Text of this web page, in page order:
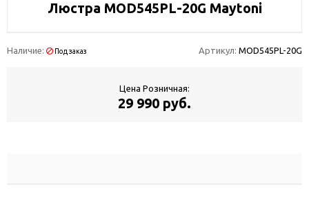
Люстра MOD545PL-20G Maytoni
Наличие: Под заказ Артикул: MOD545PL-20G
Цена Розничная:
29 990 руб.